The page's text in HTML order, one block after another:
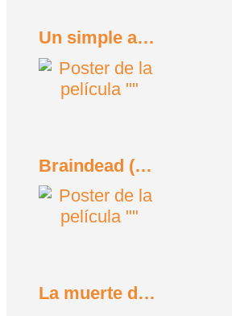
Un simple accidente (2025)
Braindead (Tu madre se ha comido a mi perro) (1992)
La muerte de vacaciones (1934)